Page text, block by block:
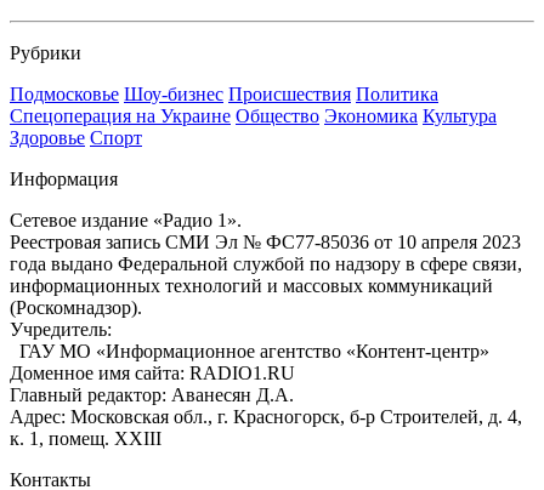
Рубрики
Подмосковье Шоу-бизнес Происшествия Политика
Спецоперация на Украине Общество Экономика Культура
Здоровье Спорт
Информация
Сетевое издание «Радио 1».
Реестровая запись СМИ Эл № ФС77-85036 от 10 апреля 2023
года выдано Федеральной службой по надзору в сфере связи,
информационных технологий и массовых коммуникаций
(Роскомнадзор).
Учредитель:
ГАУ МО «Информационное агентство «Контент-центр»
Доменное имя сайта: RADIO1.RU
Главный редактор: Аванесян Д.А.
Адрес: Московская обл., г. Красногорск, б-р Строителей, д. 4,
к. 1, помещ. XXIII
Контакты